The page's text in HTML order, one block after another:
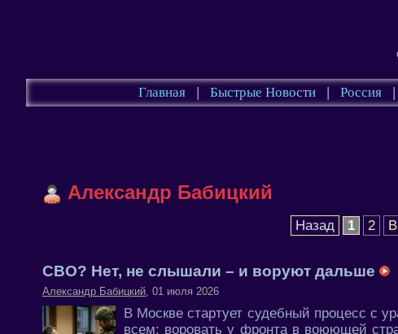
Главная | Быстрые Новости | Россия |
Александр Бабицкий
Назад 1 2
СВО? Нет, не слышали – и воруют дальше
Александр Бабицкий, 01 июля 2026
В Москве стартует судебный процесс с
всем: воровать у фронта в воюющей